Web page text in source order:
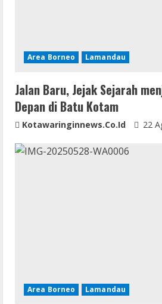
Area Borneo Lamandau
Jalan Baru, Jejak Sejarah
Depan di Batu Kotam
Kotawaringinnews.co.id 22
Area Borneo Lamandau